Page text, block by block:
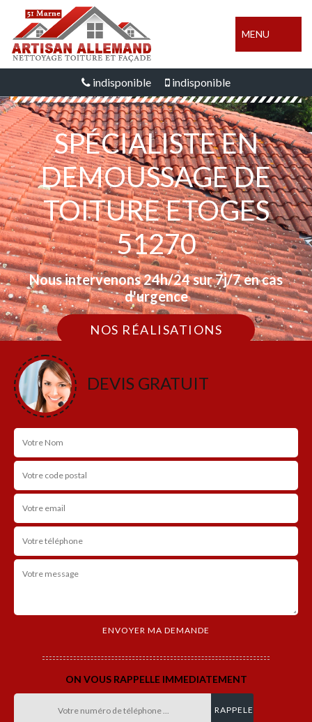
MENU
indisponible indisponible
SPÉCIALISTE EN
DEMOUSSAGE DE
TOITURE ETOGES
51270
Nous intervenons 24h/24 sur 7j/7 en cas
d'urgence
NOS RÉALISATIONS
DEVIS GRATUIT
ON VOUS RAPPELLE IMMEDIATEMENT